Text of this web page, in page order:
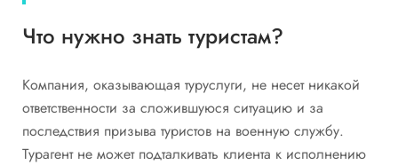
Что нужно знать туристам?
Компания, оказывающая туруслуги, не несет никакой
ответственности за сложившуюся ситуацию и за
последствия призыва туристов на военную службу.
Турагент не может подталкивать клиента к исполнению